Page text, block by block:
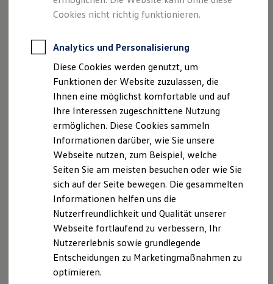
Profi Paket
TopDeal
Zertifizierte Gebrauchtwagen
Für Privatkunden
Für Gewerbekunden
Leasing
Für Privatkunden
Für Gewerbekunden
Versicherungen & Garantien
Garantien
Kfz-Versicherung für Nutzfahrzeuge
Restschuldversicherung
Wartungsverträge
Besitzer & Service
Reparatur & Service
Sommer-Special
Reparatur, Pflege & Inspektion
Servicetermin anfragen
Service-Vorteile bei Volkswagen Nutzfahrzeuge
ServicePlus
Economy Service
Räder & Reifen Service
Ersatzfahrzeuge
Cookies nicht richtig funktionieren.
Analytics und Personalisierung
Diese Cookies werden genutzt, um
Funktionen der Website zuzulassen, die
Ihnen eine möglichst komfortable und auf
Ihre Interessen zugeschnittene Nutzung
ermöglichen. Diese Cookies sammeln
Informationen darüber, wie Sie unsere
Webseite nutzen, zum Beispiel, welche
Seiten Sie am meisten besuchen oder wie Sie
sich auf der Seite bewegen. Die gesammelten
Informationen helfen uns die
Nutzerfreundlichkeit und Qualität unserer
Webseite fortlaufend zu verbessern, Ihr
Nutzererlebnis sowie grundlegende
Entscheidungen zu Marketingmaßnahmen zu
optimieren.